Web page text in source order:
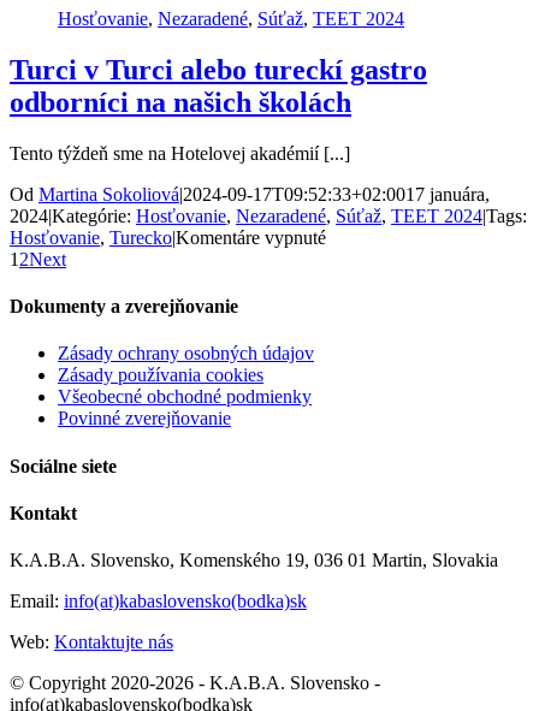
Skills“
Hosťovanie, Nezaradené, Súťaž, TEET 2024
Turci v Turci alebo tureckí gastro
odborníci na našich školách
Tento týždeň sme na Hotelovej akadémií [...]
Od Martina Sokoliová|2024-09-17T09:52:33+02:0017 januára,
2024|Kategórie: Hosťovanie, Nezaradené, Súťaž, TEET 2024|Tags:
Hosťovanie, Turecko|Komentáre vypnuténa
1 2Next
Dokumenty a zverejňovanie
Zásady ochrany osobných údajov
Zásady používania cookies
Všeobecné obchodné podmienky
Povinné zverejňovanie
Sociálne siete
Kontakt
K.A.B.A. Slovensko, Komenského 19, 036 01 Martin, Slovakia
Email: info(at)kabaslovensko(bodka)sk
Web: Kontaktujte nás
© Copyright 2020-2026 - K.A.B.A. Slovensko -
info(at)kabaslovensko(bodka)sk